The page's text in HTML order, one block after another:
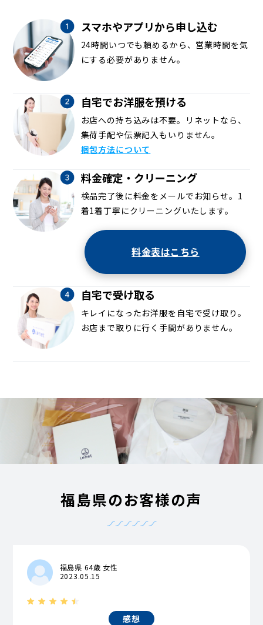
スマホやアプリから申し込む
24時間いつでも頼めるから、営業時間を気
にする必要がありません。
自宅でお洋服を預ける
お店への持ち込みは不要。リネットなら、
集荷手配や伝票記入もいりません。
梱包方法について
料金確定・クリーニング
検品完了後に料金をメールでお知らせ。1
着1着丁寧にクリーニングいたします。
料金表はこちら
自宅で受け取る
キレイになったお洋服を自宅で受け取り。
お店まで取りに行く手間がありません。
福島県のお客様の声
福島県 64歳 女性
2023.05.15
感想